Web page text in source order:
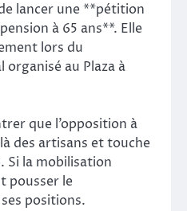
lancer une **pétition
à 65 ans**. Elle
lors du
organisé au Plaza à
que l’opposition à
des artisans et touche
Si la mobilisation
pousser le
positions.